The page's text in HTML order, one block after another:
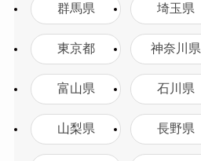
群馬県 埼玉県
東京都 神奈川県
富山県 石川県
山梨県 長野県